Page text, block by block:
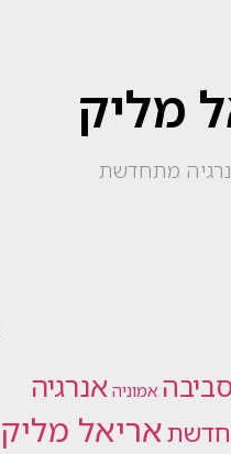
מליק
מתחדשת
אמוניה אנרגיה
אריאל מליק